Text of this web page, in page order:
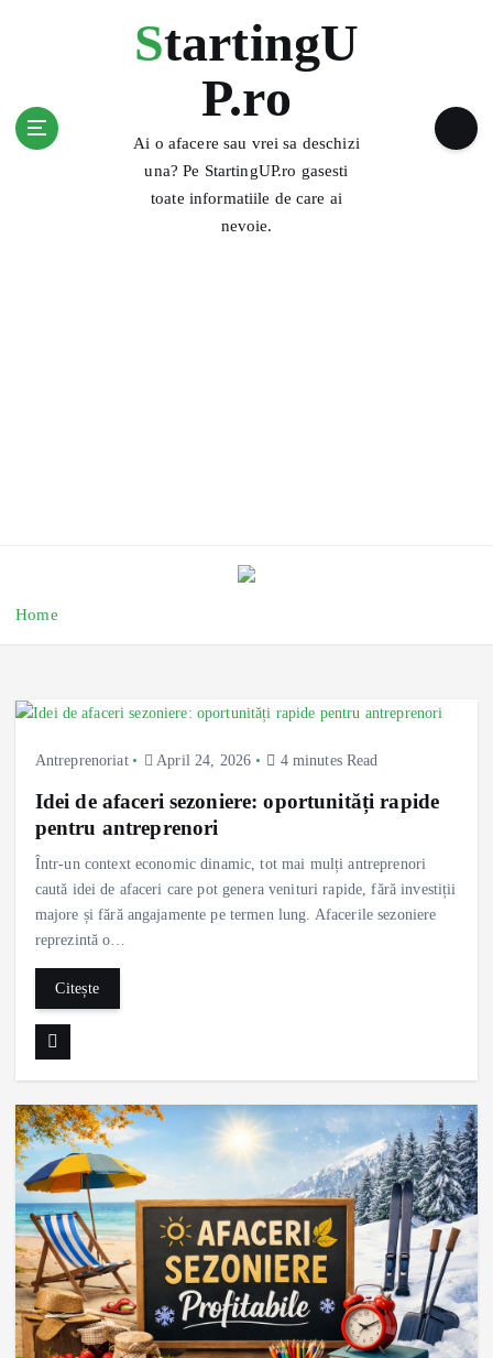
StartingU
P.ro
Ai o afacere sau vrei sa deschizi
una? Pe StartingUP.ro gasesti
toate informatiile de care ai
nevoie.
Home
Antreprenoriat April 24, 2026 4 minutes Read
Idei de afaceri sezoniere: oportunități rapide
pentru antreprenori
Într-un context economic dinamic, tot mai mulți antreprenori
caută idei de afaceri care pot genera venituri rapide, fără investiții
majore și fără angajamente pe termen lung. Afacerile sezoniere
reprezintă o…
Citește